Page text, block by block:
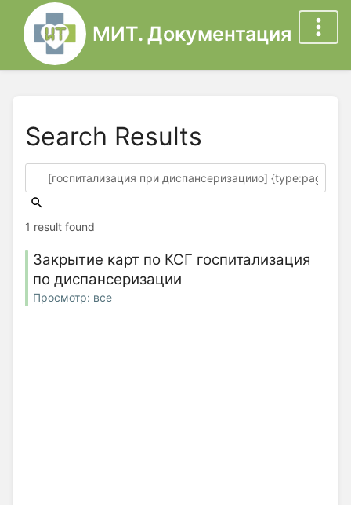
МИТ. Документация
Search Results
1 result found
Закрытие карт по КСГ госпитализация
по диспансеризации
Просмотр: все